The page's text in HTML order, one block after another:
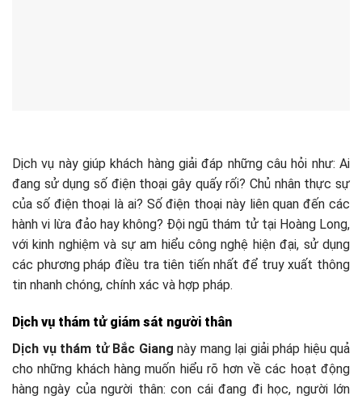
Dịch vụ này giúp khách hàng giải đáp những câu hỏi như: Ai
đang sử dụng số điện thoại gây quấy rối? Chủ nhân thực sự
của số điện thoại là ai? Số điện thoại này liên quan đến các
hành vi lừa đảo hay không? Đội ngũ thám tử tại Hoàng Long,
với kinh nghiệm và sự am hiểu công nghệ hiện đại, sử dụng
các phương pháp điều tra tiên tiến nhất để truy xuất thông
tin nhanh chóng, chính xác và hợp pháp.
Dịch vụ thám tử giám sát người thân
Dịch vụ thám tử Bắc Giang này mang lại giải pháp hiệu quả
cho những khách hàng muốn hiểu rõ hơn về các hoạt động
hàng ngày của người thân: con cái đang đi học, người lớn